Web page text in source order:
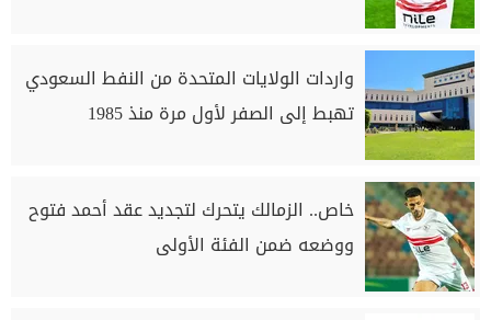
واردات الولايات المتحدة من النفط السعودي
تهبط إلى الصفر لأول مرة منذ 1985
خاص.. الزمالك يتحرك لتجديد عقد أحمد فتوح
ووضعه ضمن الفئة الأولى